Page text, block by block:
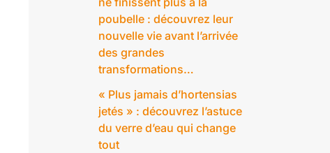
poubelle : découvrez leur
nouvelle vie avant l’arrivée
des grandes
transformations…
« Plus jamais d’hortensias
jetés » : découvrez l’astuce
du verre d’eau qui change
tout